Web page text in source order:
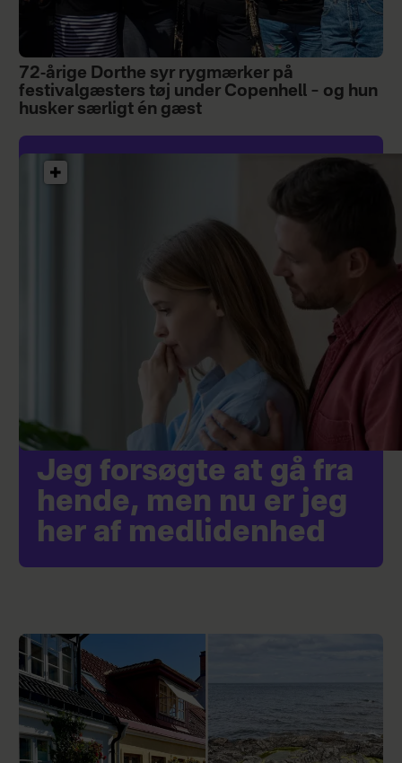
72-årige Dorthe syr rygmærker på
festivalgæsters tøj under Copenhell – og hun
husker særligt én gæst
Jeg forsøgte at gå fra
hende, men nu er jeg
her af medlidenhed